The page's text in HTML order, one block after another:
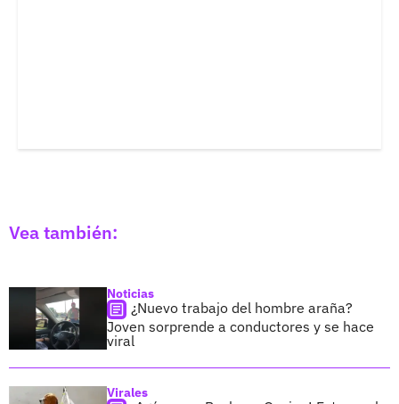
Vea también:
Noticias
¿Nuevo trabajo del hombre araña?
Joven sorprende a conductores y se hace
viral
Virales